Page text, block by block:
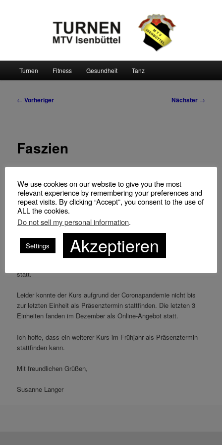
Turnen
Turnen Fitness Gesundheit Tanz
Beitragsnavigation
← Vorheriger Nächster →
Faszien
zur Zeit nur online
Nächster Kurs 16.9. um 18.15 Uhr
Im September 2020 habe ich erstmalig einen Faszientraining-
Kurs, über 10 Übungseinheiten, angeboten.
Das Training fand jeweils montags von 17:15 bis 18:00 in den
statt.
Leider konnte der Kurs aufgrund der Coronapandemie nicht bis
zur letzten Einheit als Präsenztermin stattfinden. Die letzten 3
Einheiten fanden im Dezember als Online-Angebot statt.
Ich hoffe, dass ein weiterer Kurs im Frühjahr als Präsenztermin
stattfinden kann.
Mit freundlichen Grüßen,
Susanne Langer
We use cookies on our website to give you the most
relevant experience by remembering your preferences and
repeat visits. By clicking “Accept”, you consent to the use of
ALL the cookies.
Do not sell my personal information.
Settings Akzeptieren